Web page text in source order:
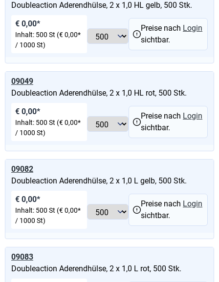
Doubleaction Aderendhülse, 2 x 1,0 HL gelb, 500 Stk.
€ 0,00*
Inhalt: 500 St (€ 0,00*
/ 1000 St)
Preise nach Login
sichtbar.
09049
Doubleaction Aderendhülse, 2 x 1,0 HL rot, 500 Stk.
€ 0,00*
Inhalt: 500 St (€ 0,00*
/ 1000 St)
Preise nach Login
sichtbar.
09082
Doubleaction Aderendhülse, 2 x 1,0 L gelb, 500 Stk.
€ 0,00*
Inhalt: 500 St (€ 0,00*
/ 1000 St)
Preise nach Login
sichtbar.
09083
Doubleaction Aderendhülse, 2 x 1,0 L rot, 500 Stk.